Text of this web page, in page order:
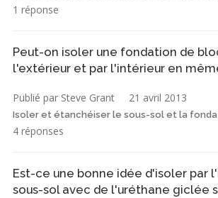
1 réponse
Peut-on isoler une fondation de
l'extérieur et par l'intérieur en
Publié par Steve Grant 21 avril 2013
Isoler et étanchéiser le sous-sol et la
4 réponses
Est-ce une bonne idée d'isoler par
sous-sol avec de l'uréthane giclée